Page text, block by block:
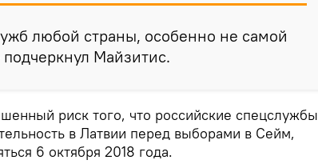
любой страны, особенно не самой
Майзитис.
риск того, что российские спецслужбы
в Латвии перед выборами в Сейм,
6 октября 2018 года.